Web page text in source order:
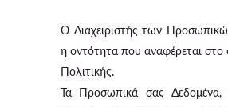
Ο Διαχειριστής των
η οντότητα που αναφέρεται
Πολιτικής.
Τα Προσωπικά σας Δεδομένα,